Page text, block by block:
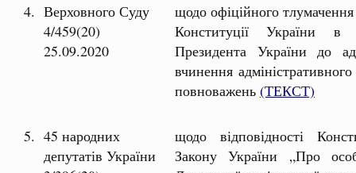
4. Верховного Суду
4/459(20)
25.09.2020
щодо офіційного
Конституції України в
Президента України до
вчинення
повноважень (ТЕКСТ)
5. 45 народних
депутатів України
щодо відповідності
Закону України „Про